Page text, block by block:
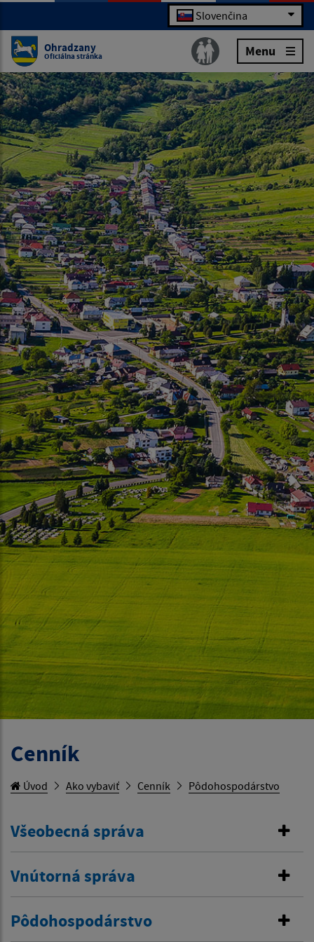
Slovenčina
Ohradzany
Oficiálna stránka Menu
Cenník
Úvod Ako vybaviť Cenník Pôdohospodárstvo
Všeobecná správa
Vnútorná správa
Pôdohospodárstvo